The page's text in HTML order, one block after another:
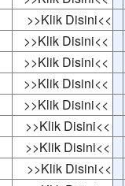
>>Klik Disini<<
>>Klik Disini<<
>>Klik Disini<<
>>Klik Disini<<
>>Klik Disini<<
>>Klik Disini<<
>>Klik Disini<<
>>Klik Disini<<